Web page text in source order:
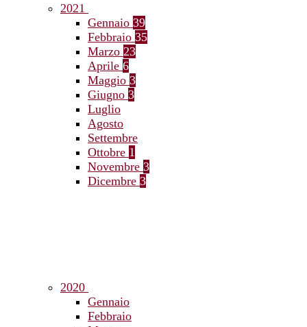
2021
Gennaio 39
Febbraio 35
Marzo 23
Aprile 6
Maggio 3
Giugno 3
Luglio
Agosto
Settembre
Ottobre 1
Novembre 3
Dicembre 3
2020
Gennaio
Febbraio